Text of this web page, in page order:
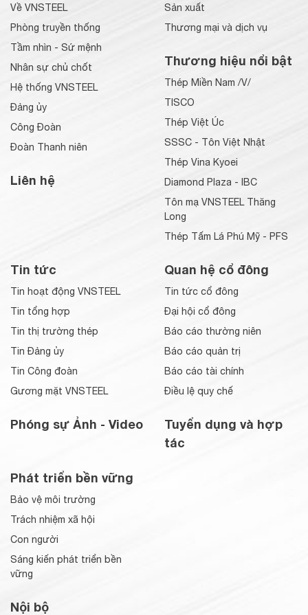
Về VNSTEEL
Phòng truyền thống
Tầm nhìn - Sứ mệnh
Nhân sự chủ chốt
Hệ thống VNSTEEL
Đảng ủy
Công Đoàn
Đoàn Thanh niên
Liên hệ
Sản xuất
Thương mại và dịch vụ
Thương hiệu nổi bật
Thép Miền Nam /V/
TISCO
Thép Việt Úc
SSSC - Tôn Việt Nhật
Thép Vina Kyoei
Diamond Plaza - IBC
Tôn mạ VNSTEEL Thăng
Long
Thép Tấm Lá Phú Mỹ - PFS
Tin tức
Tin hoạt động VNSTEEL
Tin tổng hợp
Tin thị trường thép
Tin Đảng ủy
Tin Công đoàn
Gương mặt VNSTEEL
Phóng sự Ảnh - Video
Quan hệ cổ đông
Tin tức cổ đông
Đại hội cổ đông
Báo cáo thường niên
Báo cáo quản trị
Báo cáo tài chính
Điều lệ quy chế
Tuyển dụng và hợp
tác
Phát triển bền vững
Bảo vệ môi trường
Trách nhiệm xã hội
Con người
Sáng kiến phát triển bền
vững
Nội bộ